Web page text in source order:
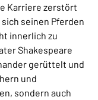
Karriere zerstört
seinen Pferden
innerlich zu
Shakespeare
gerüttelt und
und
sondern auch